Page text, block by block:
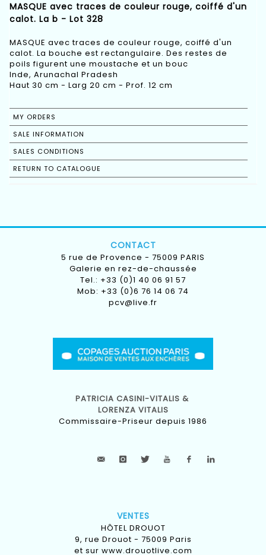
MASQUE avec traces de couleur rouge, coiffé d'un
calot. La b - Lot 328
MASQUE avec traces de couleur rouge, coiffé d'un
calot. La bouche est rectangulaire. Des restes de
poils figurent une moustache et un bouc
Inde, Arunachal Pradesh
Haut 30 cm - Larg 20 cm - Prof. 12 cm
MY ORDERS
SALE INFORMATION
SALES CONDITIONS
RETURN TO CATALOGUE
CONTACT
5 rue de Provence - 75009 PARIS
Galerie en rez-de-chaussée
Tel.: +33 (0)1 40 06 91 57
Mob: +33 (0)6 76 14 06 74
pcv@live.fr
PATRICIA CASINI-VITALIS &
LORENZA VITALIS
Commissaire-Priseur depuis 1986
VENTES
HÔTEL DROUOT
9, rue Drouot - 75009 Paris
et sur www.drouotlive.com